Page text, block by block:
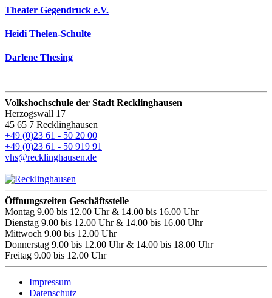
Theater Gegendruck e.V.
Heidi Thelen-Schulte
Darlene Thesing
Volkshochschule der Stadt Recklinghausen
Herzogswall 17
45 65 7 Recklinghausen
+49 (0)23 61 - 50 20 00
+49 (0)23 61 - 50 919 91
vhs@recklinghausen.de
Öffnungszeiten Geschäftsstelle
Montag 9.00 bis 12.00 Uhr & 14.00 bis 16.00 Uhr
Dienstag 9.00 bis 12.00 Uhr & 14.00 bis 16.00 Uhr
Mittwoch 9.00 bis 12.00 Uhr
Donnerstag 9.00 bis 12.00 Uhr & 14.00 bis 18.00 Uhr
Freitag 9.00 bis 12.00 Uhr
Impressum
Datenschutz